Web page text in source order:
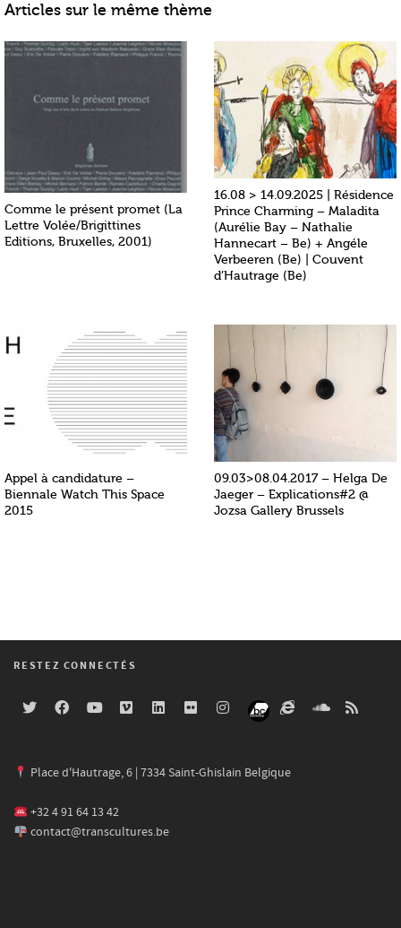
Articles sur le même thème
Comme le présent promet (La
Lettre Volée/Brigittines
Editions, Bruxelles, 2001)
16.08 > 14.09.2025 | Résidence
Prince Charming – Maladita
(Aurélie Bay – Nathalie
Hannecart – Be) + Angéle
Verbeeren (Be) | Couvent
d’Hautrage (Be)
Appel à candidature –
Biennale Watch This Space
2015
09.03>08.04.2017 – Helga De
Jaeger – Explications#2 @
Jozsa Gallery Brussels
RESTEZ CONNECTÉS
Place d'Hautrage, 6 | 7334 Saint-Ghislain Belgique
+32 4 91 64 13 42
contact@transcultures.be